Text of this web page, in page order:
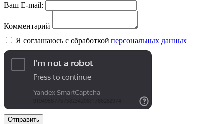
Ваш E-mail:
Комментарий
Я соглашаюсь с обработкой персональных данных
Отправить